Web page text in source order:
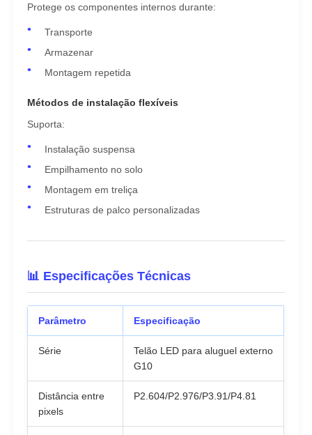
Protege os componentes internos durante:
Transporte
Armazenar
Montagem repetida
Métodos de instalação flexíveis
Suporta:
Instalação suspensa
Empilhamento no solo
Montagem em treliça
Estruturas de palco personalizadas
📊 Especificações Técnicas
Parâmetro Especificação
Série
Telão LED para aluguel externo
G10
Distância entre
pixels
P2.604/P2.976/P3.91/P4.81